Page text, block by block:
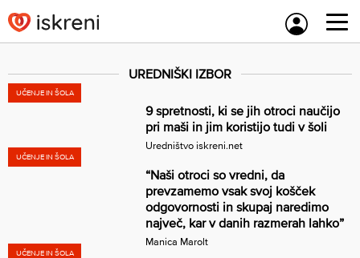
to
content
UREDNIŠKI IZBOR
UČENJE IN ŠOLA
9 spretnosti, ki se jih otroci naučijo
pri maši in jim koristijo tudi v šoli
Uredništvo iskreni.net
UČENJE IN ŠOLA
“Naši otroci so vredni, da
prevzamemo vsak svoj košček
odgovornosti in skupaj naredimo
največ, kar v danih razmerah lahko”
Manica Marolt
UČENJE IN ŠOLA